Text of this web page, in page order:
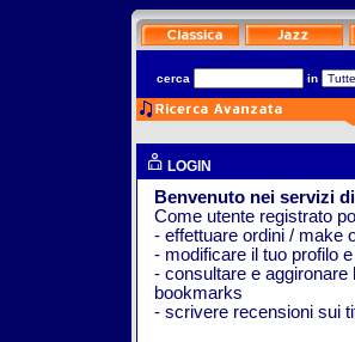
cerca in
LOGIN
Benvenuto nei servizi
Come utente registrato
- effettuare ordini / make
- modificare il tuo profilo
- consultare e aggironare
bookmarks
- scrivere recensioni sui